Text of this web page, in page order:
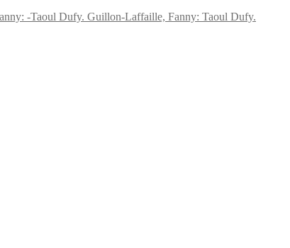
Guillon-Laffaille, Fanny: Taoul Dufy.